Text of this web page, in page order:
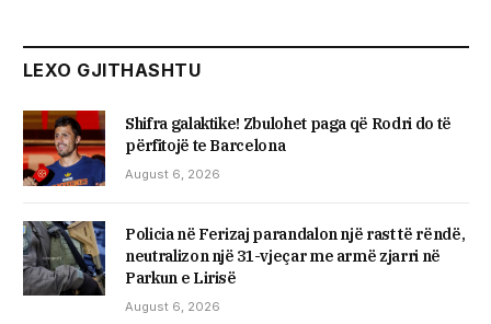
LEXO GJITHASHTU
Shifra galaktike! Zbulohet paga që Rodri do të
përfitojë te Barcelona
August 6, 2026
Policia në Ferizaj parandalon një rast të rëndë,
neutralizon një 31-vjeçar me armë zjarri në
Parkun e Lirisë
August 6, 2026